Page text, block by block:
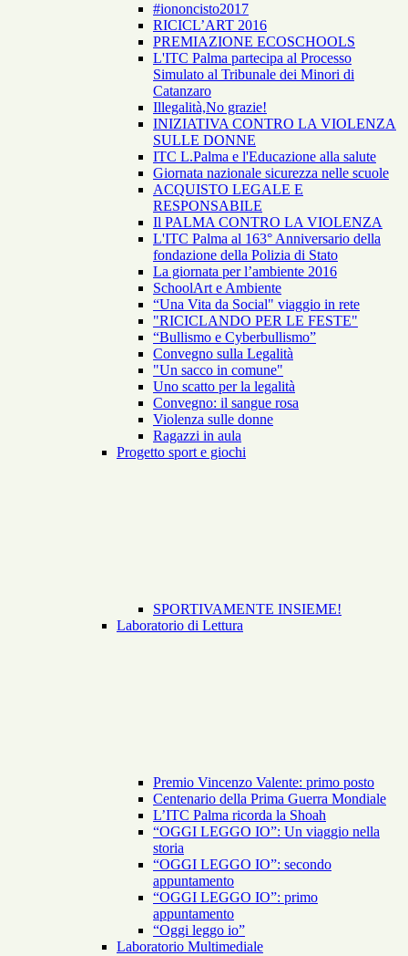
#iononcisto2017
RICICL’ART 2016
PREMIAZIONE ECOSCHOOLS
L'ITC Palma partecipa al Processo
Simulato al Tribunale dei Minori di
Catanzaro
Illegalità,No grazie!
INIZIATIVA CONTRO LA VIOLENZA
SULLE DONNE
ITC L.Palma e l'Educazione alla salute
Giornata nazionale sicurezza nelle scuole
ACQUISTO LEGALE E
RESPONSABILE
Il PALMA CONTRO LA VIOLENZA
L'ITC Palma al 163° Anniversario della
fondazione della Polizia di Stato
La giornata per l’ambiente 2016
SchoolArt e Ambiente
“Una Vita da Social" viaggio in rete
"RICICLANDO PER LE FESTE"
“Bullismo e Cyberbullismo”
Convegno sulla Legalità
"Un sacco in comune"
Uno scatto per la legalità
Convegno: il sangue rosa
Violenza sulle donne
Ragazzi in aula
Progetto sport e giochi
SPORTIVAMENTE INSIEME!
Laboratorio di Lettura
Premio Vincenzo Valente: primo posto
Centenario della Prima Guerra Mondiale
L’ITC Palma ricorda la Shoah
“OGGI LEGGO IO”: Un viaggio nella
storia
“OGGI LEGGO IO”: secondo
appuntamento
“OGGI LEGGO IO”: primo
appuntamento
“Oggi leggo io”
Laboratorio Multimediale